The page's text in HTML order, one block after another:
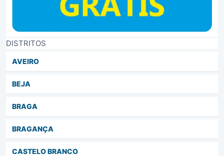
DISTRITOS
AVEIRO
BEJA
BRAGA
BRAGANÇA
CASTELO BRANCO